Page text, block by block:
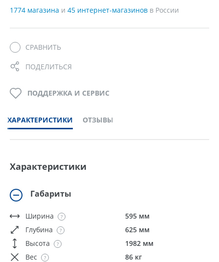
1774 магазина и 45 интернет-магазинов в России
СРАВНИТЬ
ПОДЕЛИТЬСЯ
ХАРАКТЕРИСТИКИ ОТЗЫВЫ
ПОДДЕРЖКА И СЕРВИС
Характеристики
Габариты
Ширина
595 мм
Глубина
625 мм
Высота
1982 мм
Вес
86 кг